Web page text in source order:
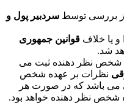
بررسی توسط سردبیر پول و
و یا خلاف قوانین جمهوری
شد.
شخص نظر دهنده ثبت می
نظرات بر عهده شخص
می باشد که در صورت هر
شخص نظر دهنده خواهد بود.